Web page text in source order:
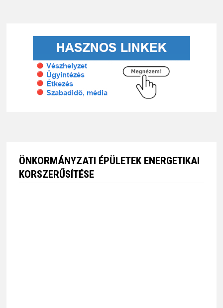
ÖNKORMÁNYZATI ÉPÜLETEK ENERGETIKAI
KORSZERŰSÍTÉSE